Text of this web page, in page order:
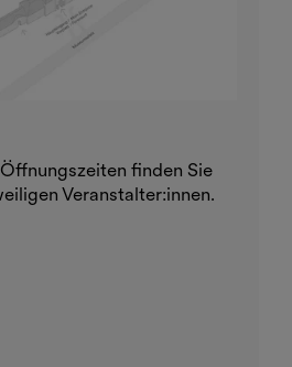
finden Sie
Veranstalter:innen.